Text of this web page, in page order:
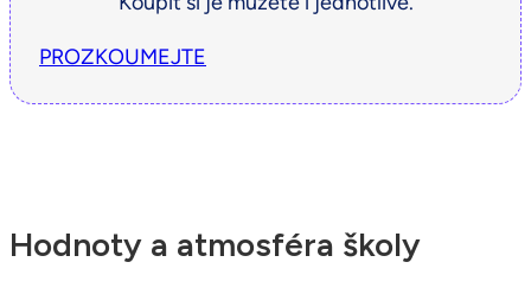
PROZKOUMEJTE
Hodnoty a atmosféra školy